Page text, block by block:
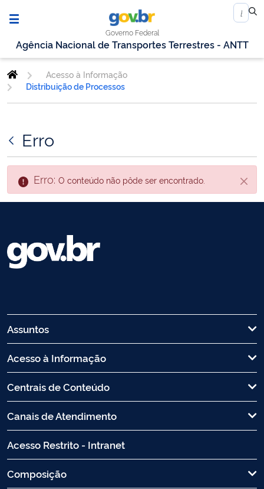
Governo Federal
Agência Nacional de Transportes Terrestres - ANTT
Acesso à Informação
Distribuição de Processos
Erro
Erro: O conteúdo não pôde ser encontrado.
Assuntos
Acesso à Informação
Centrais de Conteúdo
Canais de Atendimento
Acesso Restrito - Intranet
Composição